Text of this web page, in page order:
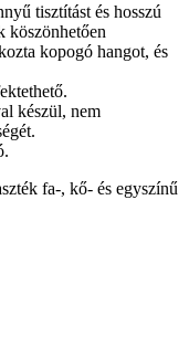
tisztítást és hosszú
köszönhetően
kopogó hangot, és
készül, nem
fa-, kő- és egyszínű